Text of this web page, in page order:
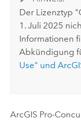
Der Lizenztyp
1. Juli 2025
Informationen
Abkündigung
Use" und
ArcGIS Pro-